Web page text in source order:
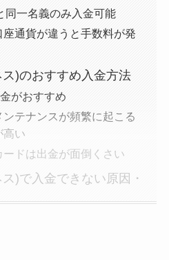
同一名義のみ入金可能
座通貨が違うと手数料が発
)のおすすめ入金方法
がおすすめ
テナンスが頻繁に起こる
高い
ードは出金が面倒くさい
)で入金できない原因・